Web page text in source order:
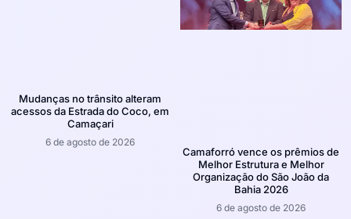
Mudanças no trânsito alteram
acessos da Estrada do Coco, em
Camaçari
6 de agosto de 2026
Camaforró vence os prêmios de
Melhor Estrutura e Melhor
Organização do São João da
Bahia 2026
6 de agosto de 2026